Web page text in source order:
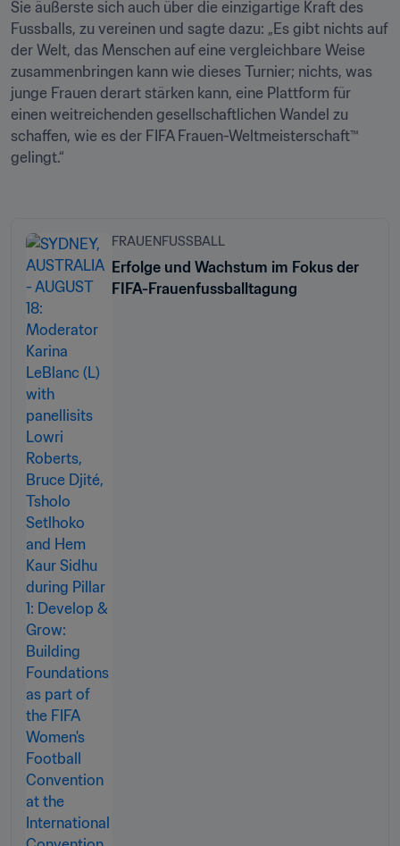
Sie äußerste sich auch über die einzigartige Kraft des
Fussballs, zu vereinen und sagte dazu: „Es gibt nichts auf
der Welt, das Menschen auf eine vergleichbare Weise
zusammenbringen kann wie dieses Turnier; nichts, was
junge Frauen derart stärken kann, eine Plattform für
einen weitreichenden gesellschaftlichen Wandel zu
schaffen, wie es der FIFA Frauen-Weltmeisterschaft™
gelingt.“
FRAUENFUSSBALL
Erfolge und Wachstum im Fokus der
FIFA-Frauenfussballtagung